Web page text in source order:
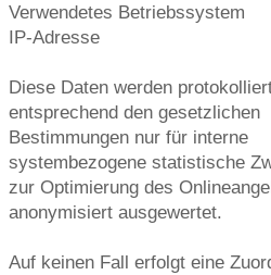
Verwendetes Betriebssystem
IP-Adresse
Diese Daten werden
entsprechend den gesetzlichen
Bestimmungen nur für interne
systembezogene statistische
zur Optimierung des
anonymisiert ausgewertet.
Auf keinen Fall erfolgt eine